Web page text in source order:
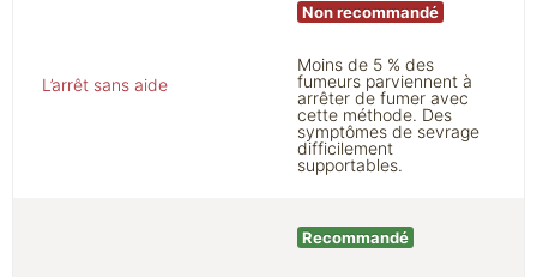
L’arrêt sans aide
Non recommandé
Moins de 5 % des
fumeurs parviennent à
arrêter de fumer avec
cette méthode. Des
symptômes de sevrage
difficilement
supportables.
Recommandé